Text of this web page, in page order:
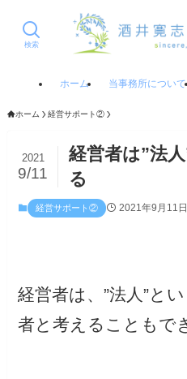
検索
ホーム 当事務所について
ホーム 経営サポート②
経営者は”法
る
2021
9/11
経営サポート② 2021年9月11日
経営者は、”法人”と
者と考えることもで